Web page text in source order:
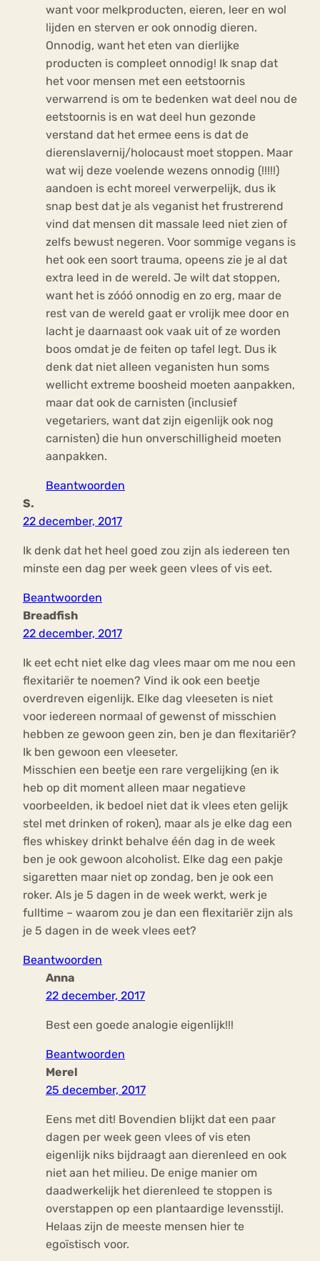
want voor melkproducten, eieren, leer en wol
lijden en sterven er ook onnodig dieren.
Onnodig, want het eten van dierlijke
producten is compleet onnodig! Ik snap dat
het voor mensen met een eetstoornis
verwarrend is om te bedenken wat deel nou de
eetstoornis is en wat deel hun gezonde
verstand dat het ermee eens is dat de
dierenslavernij/holocaust moet stoppen. Maar
wat wij deze voelende wezens onnodig (!!!!!)
aandoen is echt moreel verwerpelijk, dus ik
snap best dat je als veganist het frustrerend
vind dat mensen dit massale leed niet zien of
zelfs bewust negeren. Voor sommige vegans is
het ook een soort trauma, opeens zie je al dat
extra leed in de wereld. Je wilt dat stoppen,
want het is zóóó onnodig en zo erg, maar de
rest van de wereld gaat er vrolijk mee door en
lacht je daarnaast ook vaak uit of ze worden
boos omdat je de feiten op tafel legt. Dus ik
denk dat niet alleen veganisten hun soms
wellicht extreme boosheid moeten aanpakken,
maar dat ook de carnisten (inclusief
vegetariers, want dat zijn eigenlijk ook nog
carnisten) die hun onverschilligheid moeten
aanpakken.
Beantwoorden
S.
22 december, 2017
Ik denk dat het heel goed zou zijn als iedereen ten
minste een dag per week geen vlees of vis eet.
Beantwoorden
Breadfish
22 december, 2017
Ik eet echt niet elke dag vlees maar om me nou een
flexitariër te noemen? Vind ik ook een beetje
overdreven eigenlijk. Elke dag vleeseten is niet
voor iedereen normaal of gewenst of misschien
hebben ze gewoon geen zin, ben je dan flexitariër?
Ik ben gewoon een vleeseter.
Misschien een beetje een rare vergelijking (en ik
heb op dit moment alleen maar negatieve
voorbeelden, ik bedoel niet dat ik vlees eten gelijk
stel met drinken of roken), maar als je elke dag een
fles whiskey drinkt behalve één dag in de week
ben je ook gewoon alcoholist. Elke dag een pakje
sigaretten maar niet op zondag, ben je ook een
roker. Als je 5 dagen in de week werkt, werk je
fulltime – waarom zou je dan een flexitariër zijn als
je 5 dagen in de week vlees eet?
Beantwoorden
Anna
22 december, 2017
Best een goede analogie eigenlijk!!!
Beantwoorden
Merel
25 december, 2017
Eens met dit! Bovendien blijkt dat een paar
dagen per week geen vlees of vis eten
eigenlijk niks bijdraagt aan dierenleed en ook
niet aan het milieu. De enige manier om
daadwerkelijk het dierenleed te stoppen is
overstappen op een plantaardige levensstijl.
Helaas zijn de meeste mensen hier te
egoïstisch voor.